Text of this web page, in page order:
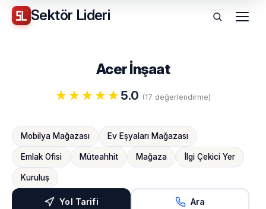
Sektör Lideri Menü
Acer İnşaat
5.0 (17 değerlendirme)
Mobilya Mağazası Ev Eşyaları Mağazası
Emlak Ofisi Müteahhit Mağaza İlgi Çekici Yer
Kuruluş
Yol Tarifi Ara